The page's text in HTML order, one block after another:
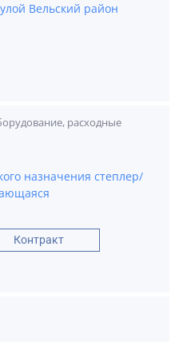
Вельский район
расходные
назначения степлер/
Контракт